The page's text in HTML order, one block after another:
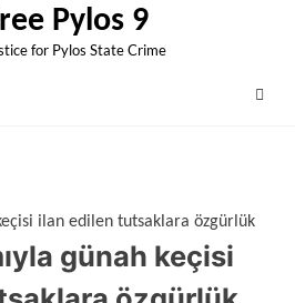
Pylos 9
for Pylos State Crime
ilan edilen tutsaklara özgürlük
günah keçisi